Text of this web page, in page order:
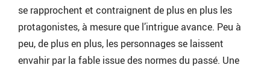
se rapprochent et contraignent de plus en plus les
protagonistes, à mesure que l’intrigue avance. Peu à
peu, de plus en plus, les personnages se laissent
envahir par la fable issue des normes du passé. Une